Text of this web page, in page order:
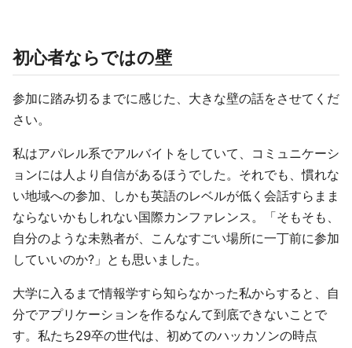
初心者ならではの壁
参加に踏み切るまでに感じた、大きな壁の話をさせてくだ
さい。
私はアパレル系でアルバイトをしていて、コミュニケーシ
ョンには人より自信があるほうでした。それでも、慣れな
い地域への参加、しかも英語のレベルが低く会話すらまま
ならないかもしれない国際カンファレンス。「そもそも、
自分のような未熟者が、こんなすごい場所に一丁前に参加
していいのか?」とも思いました。
大学に入るまで情報学すら知らなかった私からすると、自
分でアプリケーションを作るなんて到底できないことで
す。私たち29卒の世代は、初めてのハッカソンの時点